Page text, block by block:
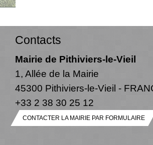
Contacts
Mairie de Pithiviers-le-Vieil
1, Allée de la Mairie
45300 Pithiviers-le-Vieil -
+33 2 38 30 25 12
CONTACTER LA MAIRIE PAR FORMULAIRE